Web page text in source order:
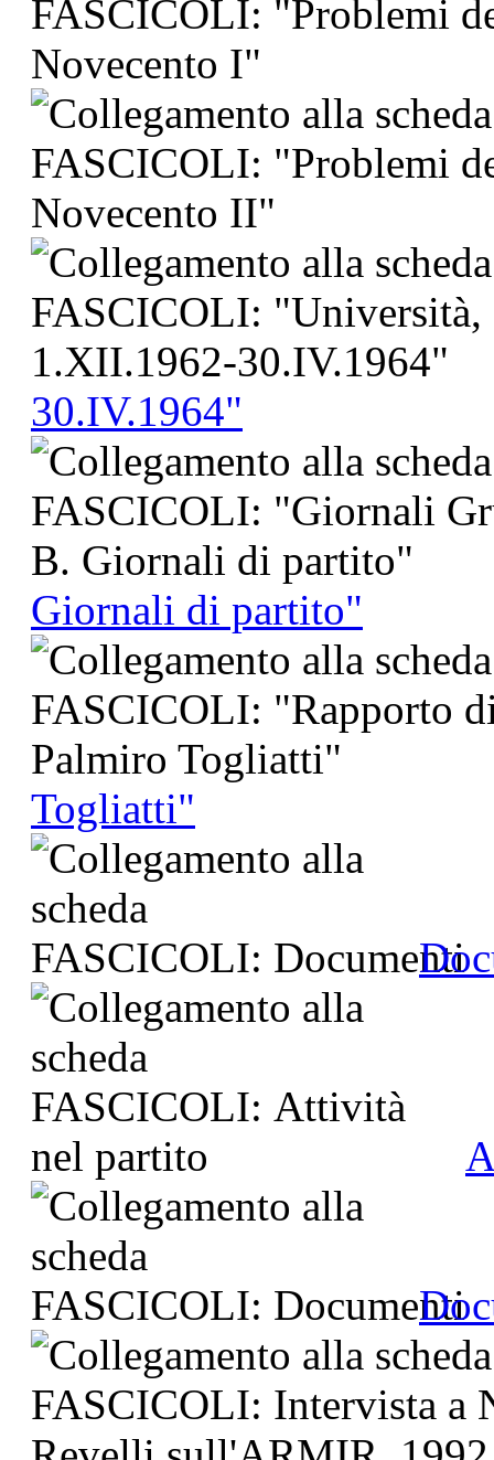
30.IV.1964"
Giornali di partito"
Togliatti"